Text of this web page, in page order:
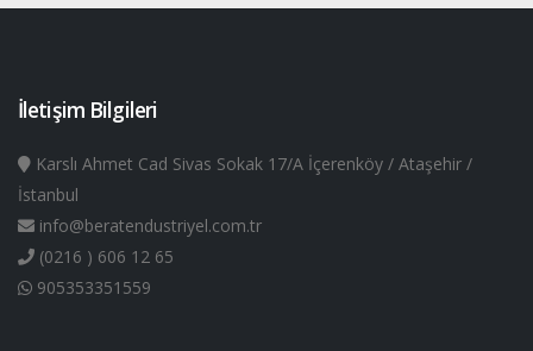
İletişim Bilgileri
Karslı Ahmet Cad Sivas Sokak 17/A İçerenköy / Ataşehir /
İstanbul
info@beratendustriyel.com.tr
(0216 ) 606 12 65
905353351559